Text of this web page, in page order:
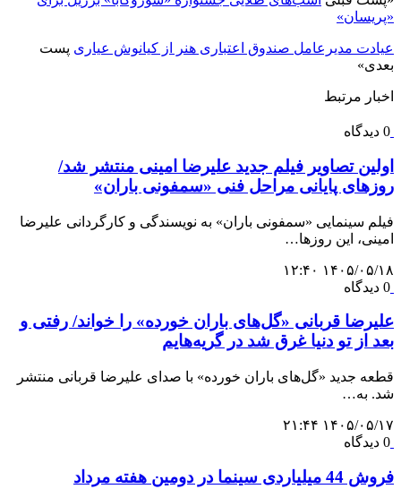
«پریسان»
عیادت مدیرعامل صندوق اعتباری هنر از کیانوش عیاری پست
بعدی»
اخبار مرتبط
0 دیدگاه
اولین تصاویر فیلم جدید علیرضا امینی منتشر شد/
روزهای پایانی مراحل فنی «سمفونی باران»
فیلم سینمایی «سمفونی باران» به نویسندگی و کارگردانی علیرضا
امینی، این روزها…
۱۴۰۵/۰۵/۱۸ ۱۲:۴۰
0 دیدگاه
علیرضا قربانی «گل‌های باران خورده» را خواند/ رفتی و
بعد از تو دنیا غرق شد در گریه‌هایم
قطعه جدید «گل‌های باران خورده» با صدای علیرضا قربانی منتشر
شد. به…
۱۴۰۵/۰۵/۱۷ ۲۱:۴۴
0 دیدگاه
فروش 44 میلیاردی سینما در دومین هفته مرداد